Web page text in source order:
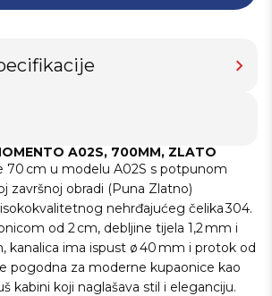
A02S, 700MM, ZLATO
70 cm u modelu A02S s potpunom
završnoj obradi (Puna Zlatno)
nehrđajućeg čelika 304.
od 2 cm, debljine tijela 1,2 mm i
kanalica ima ispust ø 40 mm i protok od
pogodna za moderne kupaonice kao
kabini koji naglašava stil i eleganciju.